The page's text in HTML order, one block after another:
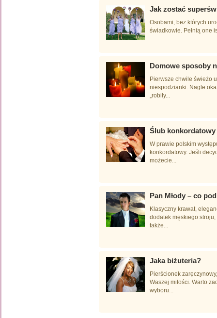
Jak zostać
Osobami, bez których
świadkowie. Pełnią one
Domowe sposoby
Pierwsze chwile świeżo
niespodzianki. Nagle
„robiły...
Ślub
W prawie polskim
konkordatowy. Jeśli
możecie...
Pan Młody – co
Klasyczny krawat,
dodatek męskiego
także...
Jaka biżuteria?
Pierścionek
Waszej miłości. Warto
wyboru...